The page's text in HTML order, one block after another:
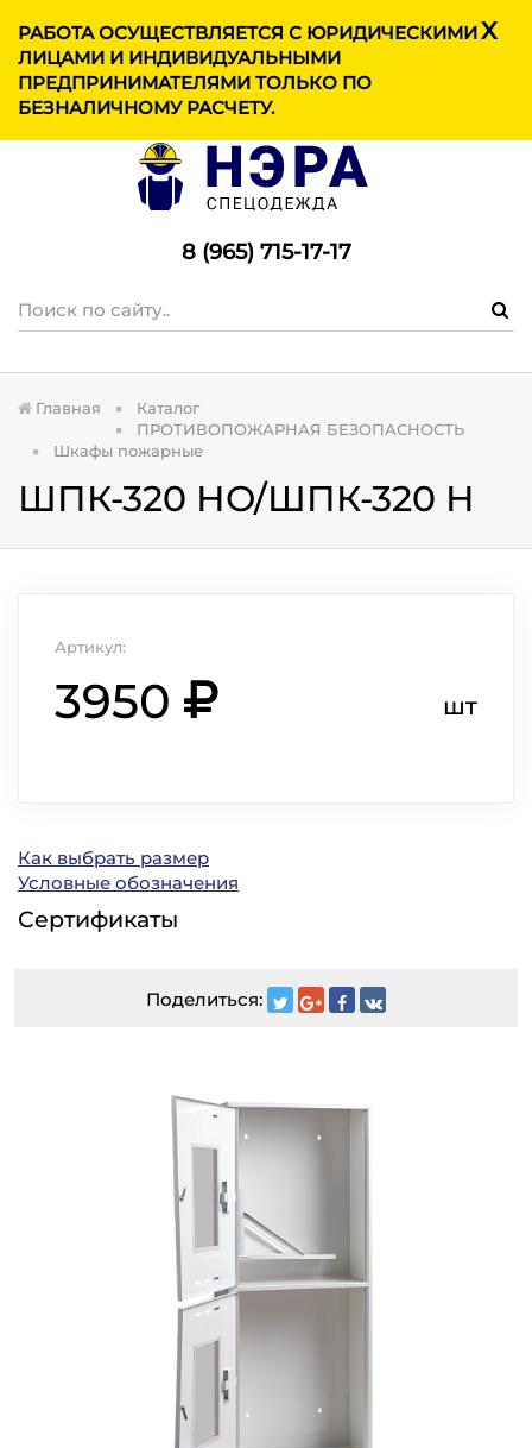
МЕНЮ
РАБОТА ОСУЩЕСТВЛЯЕТСЯ С ЮРИДИЧЕСКИМИ
ЛИЦАМИ И ИНДИВИДУАЛЬНЫМИ
ПРЕДПРИНИМАТЕЛЯМИ ТОЛЬКО ПО
БЕЗНАЛИЧНОМУ РАСЧЕТУ.
X
8 (965) 715-17-17
Главная
Каталог
ПРОТИВОПОЖАРНАЯ БЕЗОПАСНОСТЬ
Шкафы пожарные
ШПК-320 НО/ШПК-320 Н
Артикул:
3950 шт
Как выбрать размер
Условные обозначения
Сертификаты
Поделиться: